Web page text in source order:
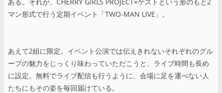
マン形式で行う定期イベント「TWO-MAN LIVE」。
あえて2組に限定。イベント公演では伝えきれないそれぞれのグル
ープの魅力をじっくり味わっていただこうと、ライブ時間も長め
に設定。無料でライブ配信も行うように、会場に足を運べない人
たちにもその姿を毎回届けている。